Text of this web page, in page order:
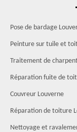
Pose de bardage
Peinture sur tuile et
Traitement de
Réparation fuite de
Couvreur Louverne
Réparation de toiture
Nettoyage et